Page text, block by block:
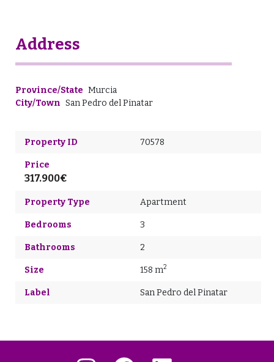
Address
Province/State Murcia
City/Town San Pedro del Pinatar
Property ID 70578
Price
317.900€
Property Type Apartment
Bedrooms 3
Bathrooms 2
Size 158 m2
Label San Pedro del Pinatar